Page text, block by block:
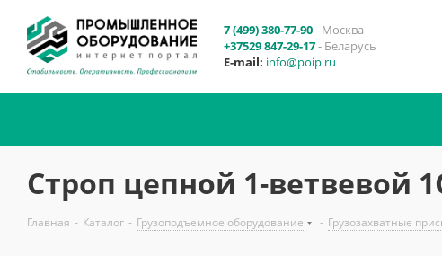
7 (499) 380-77-90- Москва
+37529 847-29-17- Беларусь
E-mail: info@poip.ru
Строп цепной 1-ветвевой
Главная - Каталог - Грузоподъемное оборудование - Грузозахватные